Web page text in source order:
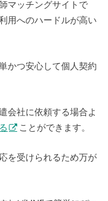
マッチングサイトで
用へのハードルが高い
かつ安心して個人契約
会社に依頼する場合よ
ことができます。
を受けられるため万が